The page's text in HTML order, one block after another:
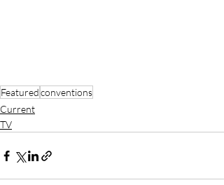
Featuredconventions
Current
TV